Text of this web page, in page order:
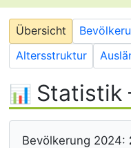
Übersicht
Altersstruktur
Statistik
Bevölkerung 2024: